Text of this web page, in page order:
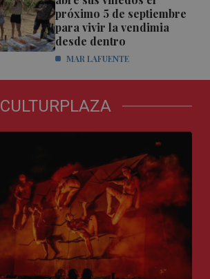
próximo 5 de septiembre
para vivir la vendimia
desde dentro
MAR LAFUENTE
CULTURPLAZA